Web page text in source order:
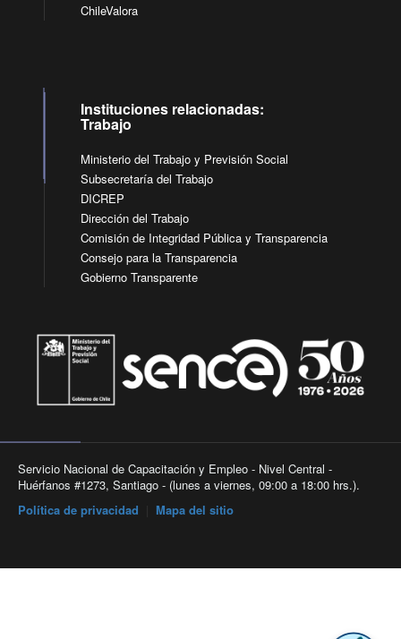
ChileValora
Instituciones relacionadas:
Trabajo
Ministerio del Trabajo y Previsión Social
Subsecretaría del Trabajo
DICREP
Dirección del Trabajo
Comisión de Integridad Pública y Transparencia
Consejo para la Transparencia
Gobierno Transparente
Servicio Nacional de Capacitación y Empleo - Nivel Central -
Huérfanos #1273, Santiago - (lunes a viernes, 09:00 a 18:00 hrs.).
Política de privacidad
Mapa del sitio